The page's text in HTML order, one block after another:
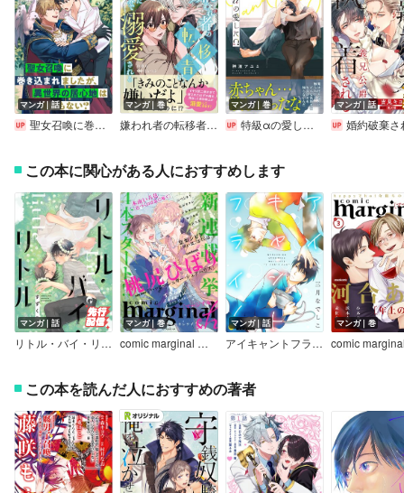
マンガ｜話
聖女召喚に巻き込まれましたが、異世界の居心地は案外悪くもない？ 【連載版】
マンガ｜巻
嫌われ者の転移者は、出戻った異世界で溺愛される
マンガ｜巻
特級αの愛したΩ【電子限定かきおろし付】
マンガ｜話
婚約破棄された悪辣オメガは義兄公爵に執着される
この本に関心がある人におすすめします
マンガ｜話
リトル・バイ・リトル
マンガ｜巻
comic marginal ＆h 4
マンガ｜話
アイキャントフライ！
マンガ｜巻
この本を読んだ人におすすめの著者